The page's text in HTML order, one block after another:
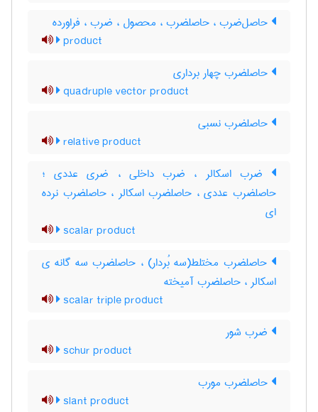
حاصل‌ضرب ، حاصلضرب ، محصول ، ضرب ، فراورده
product
حاصلضرب چهار برداری
quadruple vector product
حاصلضرب نسبی
relative product
ضرب اسکالر ، ضرب داخلی ، ضری عددی ؛
حاصلضرب عددی ، حاصلضرب اسکالر ، حاصلضرب نرده
ای
scalar product
حاصلضرب مختلط(سه بُردار) ، حاصلضرب سه گانه ی
اسکالر ، حاصلضرب آمیخته
scalar triple product
ضرب شور
schur product
حاصلضرب مورب
slant product